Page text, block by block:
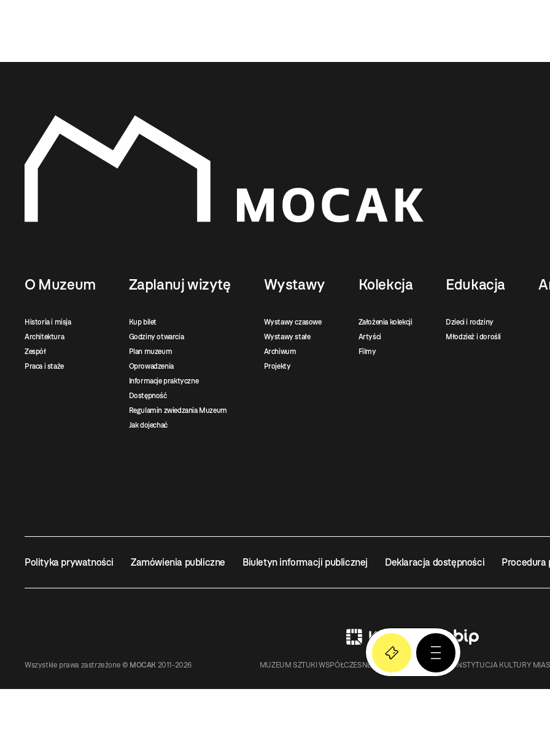
O Muzeum
Historia i misja
Architektura
Zespół
Praca i staże
Zaplanuj wizytę
Kup bilet
Godziny otwarcia
Plan muzeum
Oprowadzenia
Informacje praktyczne
Dostępność
Regulamin zwiedzania Muzeum
Jak dojechać
Wystawy
Wystawy czasowe
Wystawy stałe
Archiwum
Projekty
Kolekcja
Założenia kolekcji
Artyści
Filmy
Edukacja
Dzieci i rodziny
Młodzież i dorośli
Polityka prywatności Zamówienia publiczne Biuletyn informacji publicznej Deklaracja dostępności Procedura
Wszystkie prawa zastrzeżone © MOCAK 2011-2026 MUZEUM SZTUKI WSPÓŁCZESNEJ W KRAKOWIE MOCAK – INSTYTUCJA KULTURY